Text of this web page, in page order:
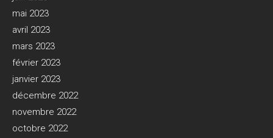
mai 2023
avril 2023
mars 2023
février 2023
janvier 2023
décembre 2022
novembre 2022
octobre 2022